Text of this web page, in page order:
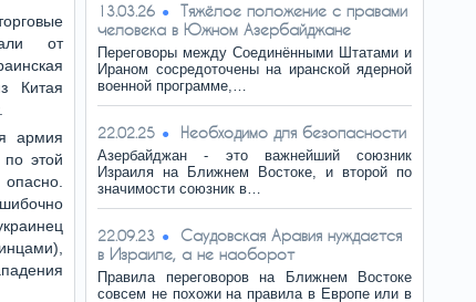
от
Китая
армия
по этой
13.03.26
Тяжёлое положение с правами
человека в Южном Азербайджане
Переговоры между Соединёнными Штатами и
Ираном сосредоточены на иранской ядерной
военной программе,…
22.02.25 Необходимо для безопасности
Азербайджан - это важнейший союзник
Израиля на Ближнем Востоке, и второй по
значимости союзник в…
22.09.23
Саудовская Аравия нуждается
в Израиле, а не наоборот
Правила переговоров на Ближнем Востоке
совсем не похожи на правила в Европе или в